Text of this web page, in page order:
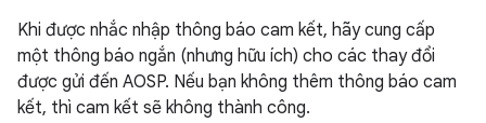
Khi được nhắc nhập thông báo cam kết, hãy cung cấp
một thông báo ngắn (nhưng hữu ích) cho các thay đổi
được gửi đến AOSP. Nếu bạn không thêm thông báo cam
kết, thì cam kết sẽ không thành công.